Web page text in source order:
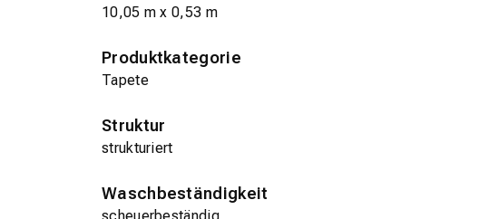
10,05 m x 0,53 m
Produktkategorie
Tapete
Struktur
strukturiert
Waschbeständigkeit